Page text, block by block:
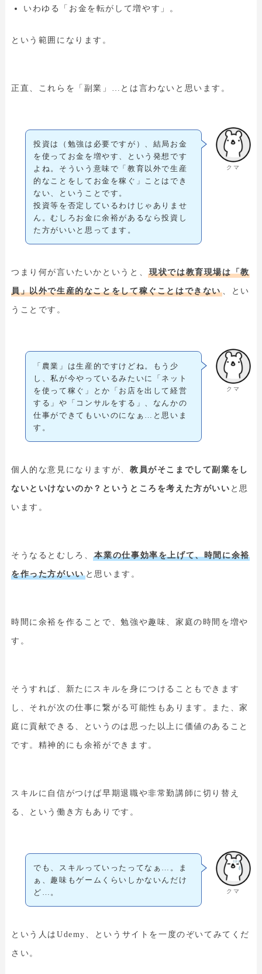
いわゆる「お金を転がして増やす」。
という範囲になります。
正直、これらを「副業」…とは言わないと思います。
クマ
投資は（勉強は必要ですが）、結局お金
を使ってお金を増やす、という発想です
よね。そういう意味で「教育以外で生産
的なことをしてお金を稼ぐ」ことはでき
ない、ということです。
投資等を否定しているわけじゃありませ
ん。むしろお金に余裕があるなら投資し
た方がいいと思ってます。
つまり何が言いたいかというと、現状では教育現場は「教
員」以外で生産的なことをして稼ぐことはできない、とい
うことです。
クマ
「農業」は生産的ですけどね。もう少
し、私が今やっているみたいに「ネット
を使って稼ぐ」とか「お店を出して経営
する」や「コンサルをする」、なんかの
仕事ができてもいいのになぁ…と思いま
す。
個人的な意見になりますが、 教員がそこまでして副業をし
ないといけないのか？というところを考えた方がいい と思
います。
そうなるとむしろ、本業の仕事効率を上げて、時間に余裕
を作った方がいいと思います。
時間に余裕を作ることで、勉強や趣味、家庭の時間を増や
す。
そうすれば、新たにスキルを身につけることもできます
し、それが次の仕事に繋がる可能性もあります。また、家
庭に貢献できる、というのは思った以上に価値のあること
です。精神的にも余裕ができます。
スキルに自信がつけば早期退職や非常勤講師に切り替え
る、という働き方もありです。
クマ
でも、スキルっていったってなぁ…。ま
ぁ、趣味もゲームくらいしかないんだけ
ど…。
という人はUdemy、というサイトを一度のぞいてみてくだ
さい。